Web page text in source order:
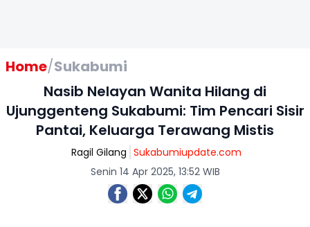
Home/Sukabumi
Nasib Nelayan Wanita Hilang di
Ujunggenteng Sukabumi: Tim Pencari Sisir
Pantai, Keluarga Terawang Mistis
Ragil Gilang Sukabumiupdate.com
Senin 14 Apr 2025, 13:52 WIB